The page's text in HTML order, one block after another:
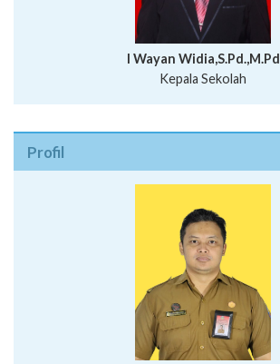
I Wayan Widia,S.Pd.,M.Pd
Kepala Sekolah
Profil